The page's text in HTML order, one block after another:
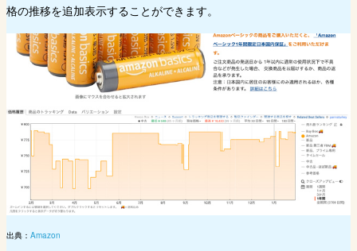
格の推移を追加表示することができます。
出典： Amazon